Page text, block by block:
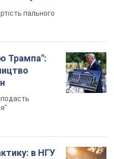
пального
Трампа":
в НГУ